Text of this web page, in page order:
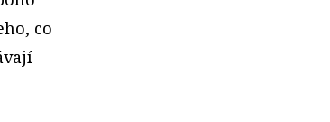
co